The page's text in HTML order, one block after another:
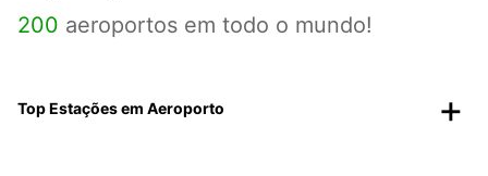
200 aeroportos em todo o mundo!
Top Estações em Aeroporto